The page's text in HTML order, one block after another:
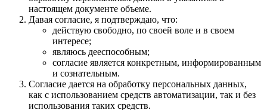
настоящем документе объеме.
Давая согласие, я подтверждаю, что:
действую свободно, по своей воле и в своем
интересе;
являюсь дееспособным;
согласие является конкретным, информированным
и сознательным.
Согласие дается на обработку персональных данных,
как с использованием средств автоматизации, так и без
использования таких средств.